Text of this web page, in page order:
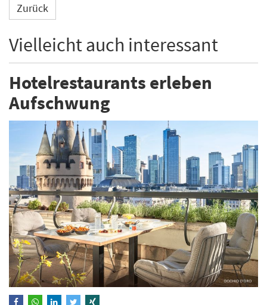
Zurück
Vielleicht auch interessant
Hotelrestaurants erleben
Aufschwung